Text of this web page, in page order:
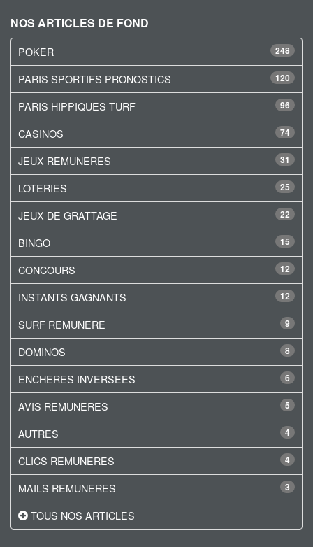
NOS ARTICLES DE FOND
248
POKER
120
PARIS SPORTIFS PRONOSTICS
96
PARIS HIPPIQUES TURF
74
CASINOS
31
JEUX REMUNERES
25
LOTERIES
22
JEUX DE GRATTAGE
15
BINGO
12
CONCOURS
12
INSTANTS GAGNANTS
9
SURF REMUNERE
8
DOMINOS
6
ENCHERES INVERSEES
5
AVIS REMUNERES
4
AUTRES
4
CLICS REMUNERES
3
MAILS REMUNERES
TOUS NOS ARTICLES